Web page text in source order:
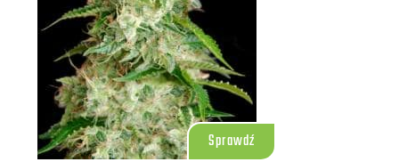
Sprawdź